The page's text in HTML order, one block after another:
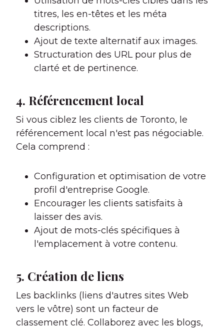
titres, les en-têtes et les méta
descriptions.
Ajout de texte alternatif aux images.
Structuration des URL pour plus de
clarté et de pertinence.
4. Référencement local
Si vous ciblez les clients de Toronto, le
référencement local n'est pas négociable.
Cela comprend :
Configuration et optimisation de votre
profil d'entreprise Google.
Encourager les clients satisfaits à
laisser des avis.
Ajout de mots-clés spécifiques à
l'emplacement à votre contenu.
5. Création de liens
Les backlinks (liens d'autres sites Web
vers le vôtre) sont un facteur de
classement clé. Collaborez avec les blogs,